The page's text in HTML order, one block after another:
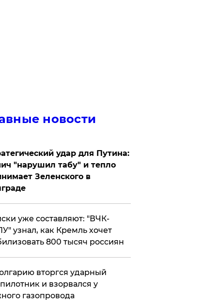
новости
удар для Путина:
"нарушил табу" и тепло
Зеленского в
уже составляют: "ВЧК-
узнал, как Кремль хочет
800 тысяч россиян
вторгся ударный
и взорвался у
газопровода